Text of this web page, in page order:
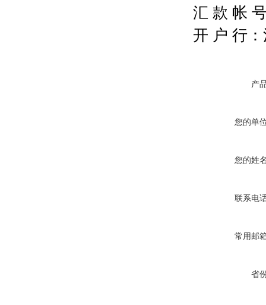
汇 款 帐
开 户 行
产
您的单
您的姓
联系电
常用邮
省